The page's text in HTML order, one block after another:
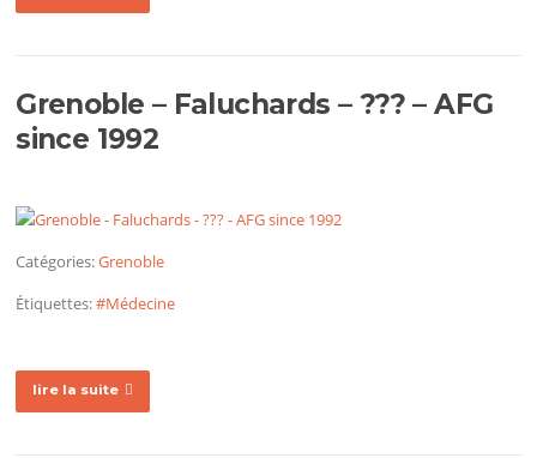
Grenoble – Faluchards – ??? – AFG
since 1992
Catégories:Grenoble
Étiquettes:#Médecine
lire la suite